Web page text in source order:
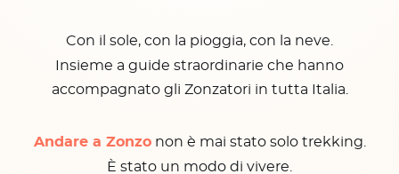
Con il sole, con la pioggia, con la neve.
Insieme a guide straordinarie che hanno
accompagnato gli Zonzatori in tutta Italia.
Andare a Zonzonon è mai stato solo trekking.
È stato un modo di vivere.